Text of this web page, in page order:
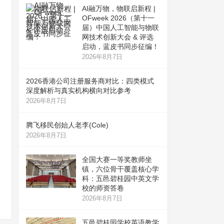
AI融万物，物联启新程 |
OFweek 2026（第十一
届）中国人工智能与物联
网技术创新大会 & 评选
启动，蓝皮书同步征编！
2026年8月7日
2026香港公司注册服务商对比：四类模式
深度解析与真实机构横向对比参考
2026年8月7日
腾飞移民创始人老李(Cole)
2026年8月7日
全国大赛一等奖教师坐
镇，六位骨干覆盖核心学
科：五邑碧桂园中英文学
校的师资答卷
2026年8月7日